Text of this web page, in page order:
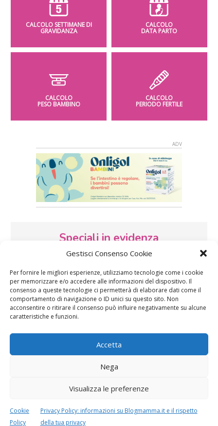
Gestisci Consenso Cookie
Per fornire le migliori esperienze, utilizziamo tecnologie come i cookie
per memorizzare e/o accedere alle informazioni del dispositivo. Il
consenso a queste tecnologie ci permetterà di elaborare dati come il
comportamento di navigazione o ID unici su questo sito. Non
acconsentire o ritirare il consenso può influire negativamente su alcune
caratteristiche e funzioni.
Accetta
Nega
Visualizza le preferenze
Cookie
Policy
Privacy Policy: informazioni su Blogmamma.it e il rispetto
della tua privacy
CALCOLO SETTIMANE DI
GRAVIDANZA
CALCOLO
DATA PARTO
CALCOLO
PESO BAMBINO
CALCOLO
PERIODO FERTILE
Speciali in evidenza
Vaccini
lavoretti, biglietti
d’auguri, filastrocche
gravidanza